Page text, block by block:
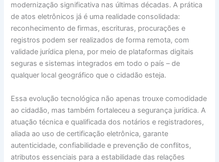
modernização significativa nas últimas décadas. A prática
de atos eletrônicos já é uma realidade consolidada:
reconhecimento de firmas, escrituras, procurações e
registros podem ser realizados de forma remota, com
validade jurídica plena, por meio de plataformas digitais
seguras e sistemas integrados em todo o país – de
qualquer local geográfico que o cidadão esteja.
Essa evolução tecnológica não apenas trouxe comodidade
ao cidadão, mas também fortaleceu a segurança jurídica. A
atuação técnica e qualificada dos notários e registradores,
aliada ao uso de certificação eletrônica, garante
autenticidade, confiabilidade e prevenção de conflitos,
atributos essenciais para a estabilidade das relações